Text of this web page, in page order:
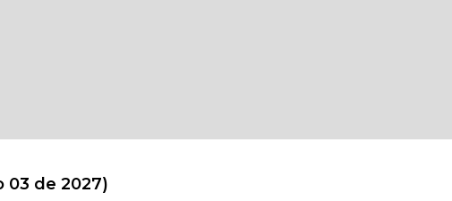
03 de 2027)